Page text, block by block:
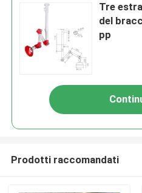
Tre
del
pp
Prodotti raccomandati